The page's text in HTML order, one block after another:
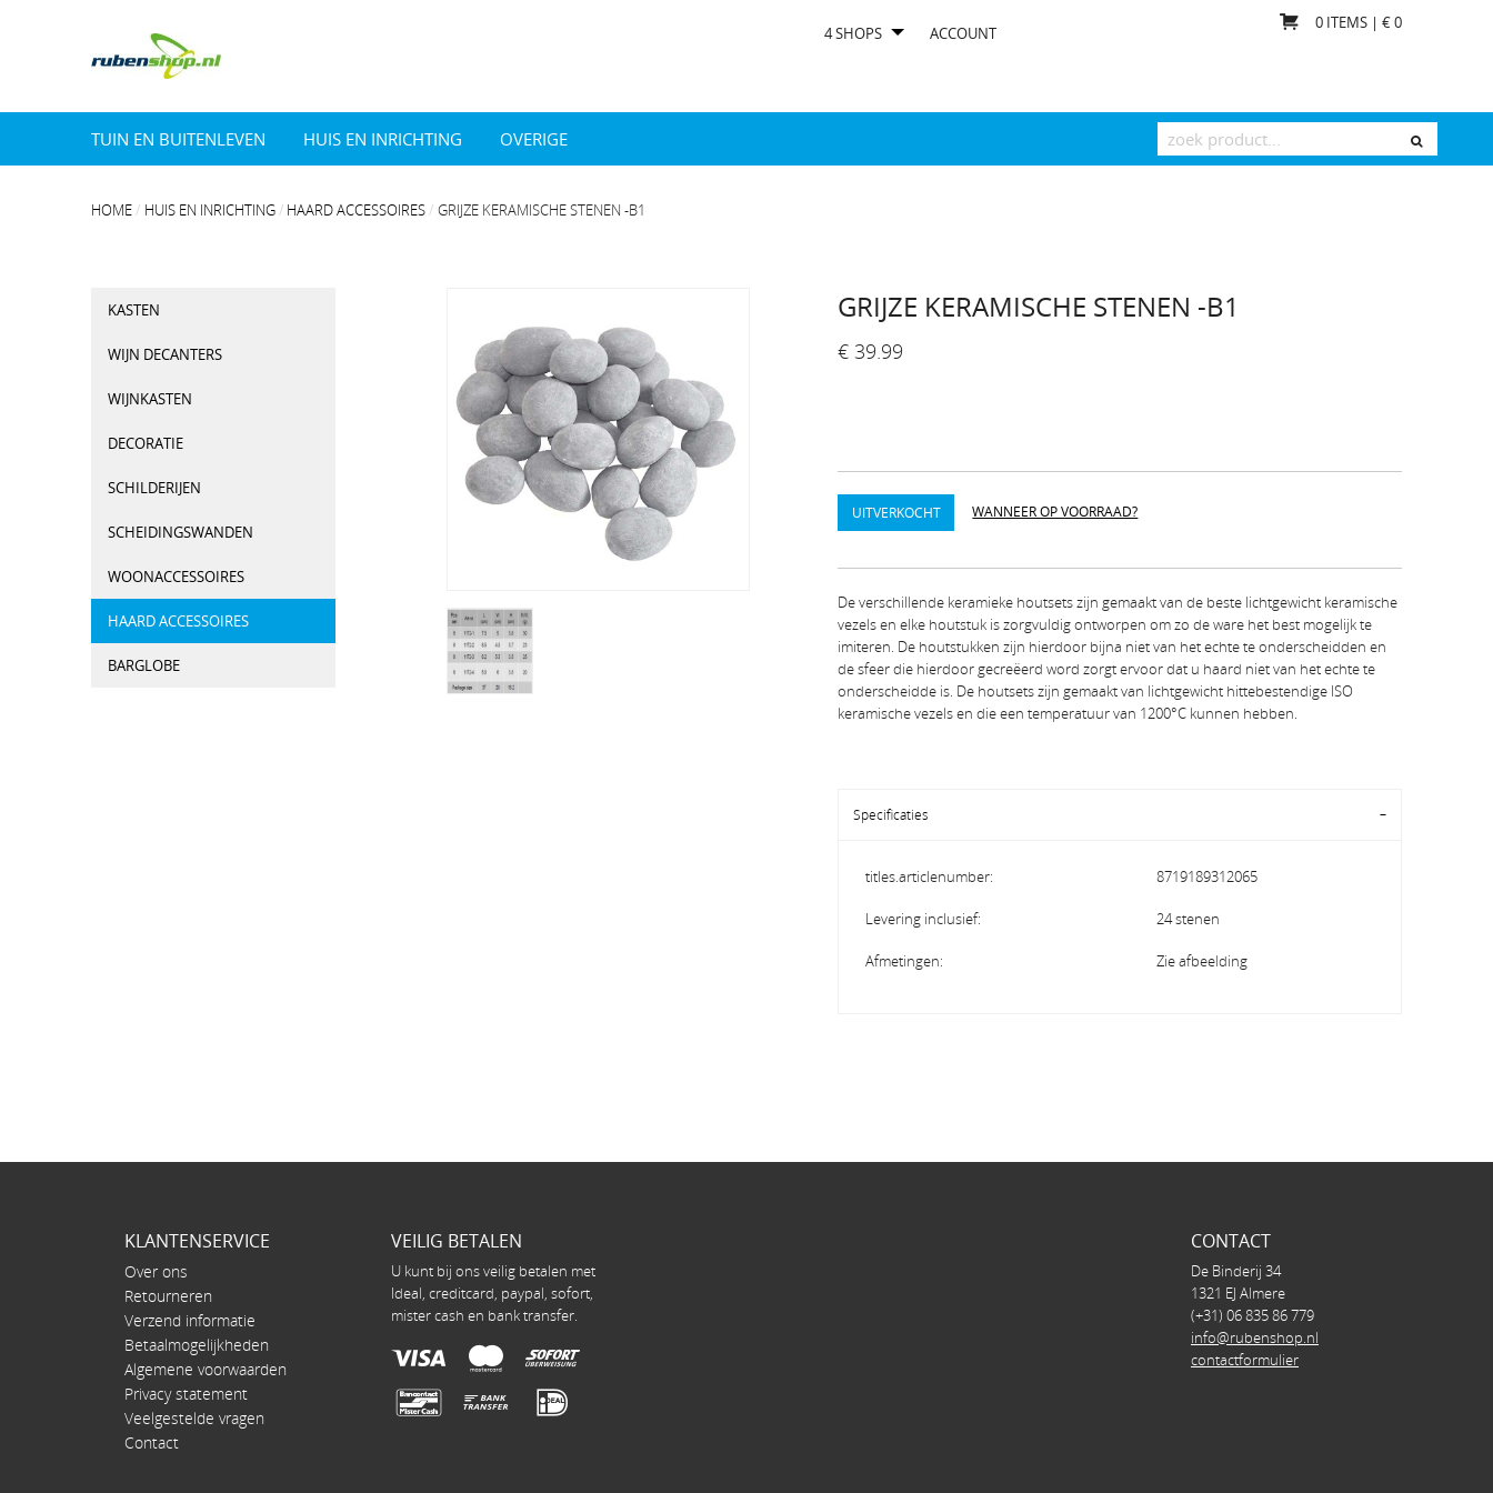
4 SHOPS ACCOUNT
0 ITEMS | €0
TUIN EN BUITENLEVEN HUIS EN INRICHTING OVERIGE
HOME HUIS EN INRICHTING HAARD ACCESSOIRES GRIJZE KERAMISCHE STENEN -B1
KASTEN
WIJN DECANTERS
WIJNKASTEN
DECORATIE
SCHILDERIJEN
SCHEIDINGSWANDEN
WOONACCESSOIRES
HAARD ACCESSOIRES
BARGLOBE
GRIJZE KERAMISCHE STENEN -B1
€ 39.99
UITVERKOCHT WANNEER OP VOORRAAD?
De verschillende keramieke houtsets zijn gemaakt van de beste lichtgewicht keramische
vezels en elke houtstuk is zorgvuldig ontworpen om zo de ware het best mogelijk te
imiteren. De houtstukken zijn hierdoor bijna niet van het echte te onderscheidden en
de sfeer die hierdoor gecreëerd word zorgt ervoor dat u haard niet van het echte te
onderscheidde is. De houtsets zijn gemaakt van lichtgewicht hittebestendige ISO
keramische vezels en die een temperatuur van 1200°C kunnen hebben.
Specificaties
titles.articlenumber: 8719189312065
Levering inclusief: 24 stenen
Afmetingen: Zie afbeelding
KLANTENSERVICE
Over ons
Retourneren
Verzend informatie
Betaalmogelijkheden
Algemene voorwaarden
Privacy statement
Veelgestelde vragen
Contact
VEILIG BETALEN
U kunt bij ons veilig betalen met
Ideal, creditcard, paypal, sofort,
mister cash en bank transfer.
CONTACT
De Binderij 34
1321 EJ Almere
(+31) 06 835 86 779
info@rubenshop.nl
contactformulier